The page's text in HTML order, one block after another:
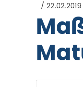
22.02.2019